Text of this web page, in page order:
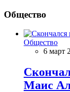
Общество
Общество
6 март
Маис